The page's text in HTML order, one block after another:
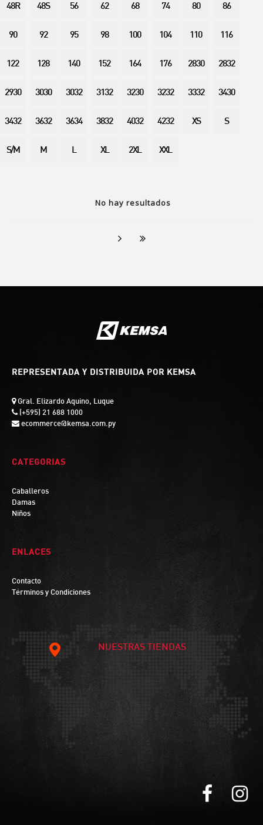
No hay resultados
48R 48S 56 62 68 74 80 86
90 92 95 98 100 104 110 116
122 128 140 152 164 176 2830 2832
2930 3030 3032 3132 3230 3232 3332 3430
3432 3632 3634 3832 4032 4232 XS S
S/M M L XL 2XL XXL
REPRESENTADA Y DISTRIBUIDA POR KEMSA
Gral. Elizardo Aquino, Luque
(+595) 21 688 1000
ecommerce@kemsa.com.py
CATEGORIAS
Caballeros
Damas
Niños
ENLACES
Contacto
Términos y Condiciones
NUESTRAS TIENDAS